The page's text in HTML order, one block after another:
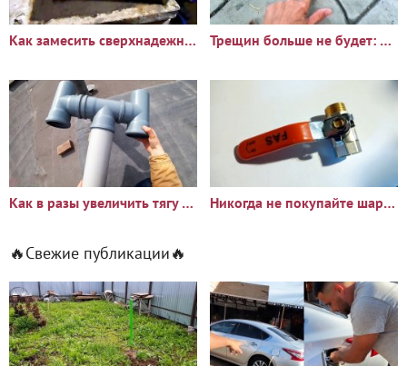
Как замесить сверхнадежный раствор для печи который не дает Трещин больше не будет: Что добавить в бетон чтобы он стал
Как в разы увеличить тягу вентиляции в гараже или погребе Никогда не покупайте шаровые краны не проверив по моей
🔥Свежие публикации🔥